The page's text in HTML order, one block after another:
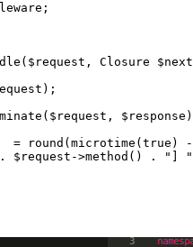
Closure
$response)
= round(microtime(true)
$request->method() . "]